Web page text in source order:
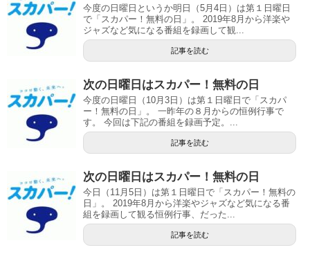
今度の日曜日というか明日（5月4日）は第１日曜日
で「スカパー！無料の日」。 2019年8月から洋楽や
ジャズなど気になる番組を録画して観...
記事を読む
次の日曜日はスカパー！無料の日
今度の日曜日（10月3日）は第１日曜日で「スカパ
ー！無料の日」。 一昨年の８月からの恒例行事で
す。 今回は下記の番組を録画予定。...
記事を読む
次の日曜日はスカパー！無料の日
今日（11月5日）は第１日曜日で「スカパー！無料の
日」。 2019年8月から洋楽やジャズなど気になる番
組を録画して観る恒例行事、だった...
記事を読む